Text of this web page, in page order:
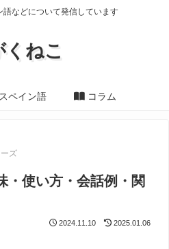
などについて発信しています
くねこ
スペイン語 コラム
ズ
・使い方・会話例・関
2024.11.10 2025.01.06